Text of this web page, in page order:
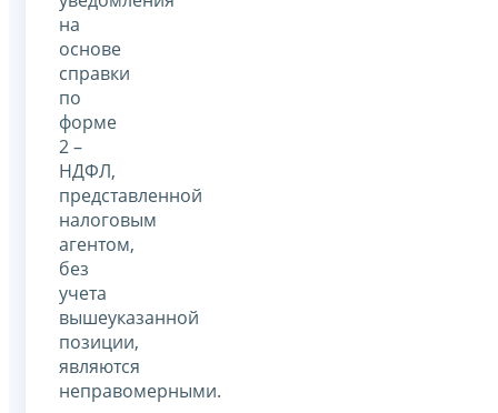
на
основе
справки
по
форме
2 –
НДФЛ,
представленной
налоговым
агентом,
без
учета
вышеуказанной
позиции,
являются
неправомерными.